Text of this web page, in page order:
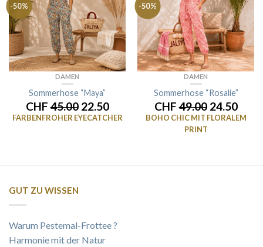
-50%
DAMEN
Sommerhose “Maya”
CHF45.0022.50
FARBENFROHER EYECATCHER
-50%
DAMEN
Sommerhose “Rosalie”
CHF49.0024.50
BOHO CHIC MIT FLORALEM
PRINT
GUT ZU WISSEN
Warum Pestemal-Frottee ?
Harmonie mit der Natur